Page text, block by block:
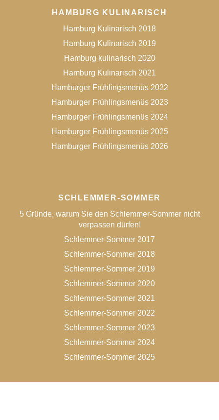
HAMBURG KULINARISCH
Hamburg Kulinarisch 2018
Hamburg Kulinarisch 2019
Hamburg kulinarisch 2020
Hamburg Kulinarisch 2021
Hamburger Frühlingsmenüs 2022
Hamburger Frühlingsmenüs 2023
Hamburger Frühlingsmenüs 2024
Hamburger Frühlingsmenüs 2025
Hamburger Frühlingsmenüs 2026
SCHLEMMER-SOMMER
5 Gründe, warum Sie den Schlemmer-Sommer nicht
verpassen dürfen!
Schlemmer-Sommer 2017
Schlemmer-Sommer 2018
Schlemmer-Sommer 2019
Schlemmer-Sommer 2020
Schlemmer-Sommer 2021
Schlemmer-Sommer 2022
Schlemmer-Sommer 2023
Schlemmer-Sommer 2024
Schlemmer-Sommer 2025